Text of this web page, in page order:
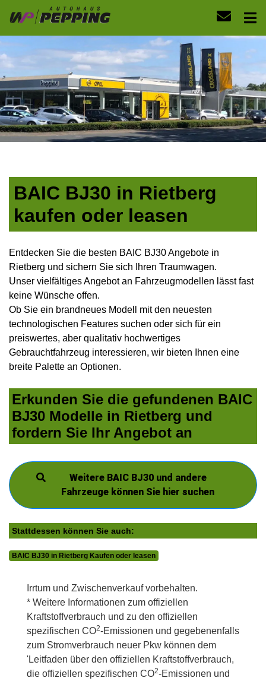
BAIC BJ30 in Rietberg
kaufen oder leasen
Entdecken Sie die besten BAIC BJ30 Angebote in
Rietberg und sichern Sie sich Ihren Traumwagen.
Unser vielfältiges Angebot an Fahrzeugmodellen lässt fast
keine Wünsche offen.
Ob Sie ein brandneues Modell mit den neuesten
technologischen Features suchen oder sich für ein
preiswertes, aber qualitativ hochwertiges
Gebrauchtfahrzeug interessieren, wir bieten Ihnen eine
breite Palette an Optionen.
Erkunden Sie die gefundenen BAIC
BJ30 Modelle in Rietberg und
fordern Sie Ihr Angebot an
Weitere BAIC BJ30 und andere
Fahrzeuge können Sie hier suchen
Stattdessen können Sie auch:
BAIC BJ30 in Rietberg Kaufen oder leasen
Irrtum und Zwischenverkauf vorbehalten.
* Weitere Informationen zum offiziellen
Kraftstoffverbrauch und zu den offiziellen
spezifischen CO2-Emissionen und gegebenenfalls
zum Stromverbrauch neuer Pkw können dem
'Leitfaden über den offiziellen Kraftstoffverbrauch,
die offiziellen spezifischen CO2-Emissionen und